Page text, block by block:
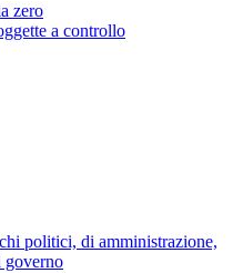
zero
a controllo
politici, di amministrazione,
governo